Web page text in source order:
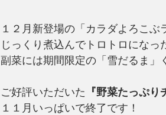
１２月新登場の「カラダよろこ
じっくり煮込んでトロトロになっ
副菜には期間限定の「雪だるま」
ご好評いただいた 『野菜たっぷり
１１月いっぱいで終了です！